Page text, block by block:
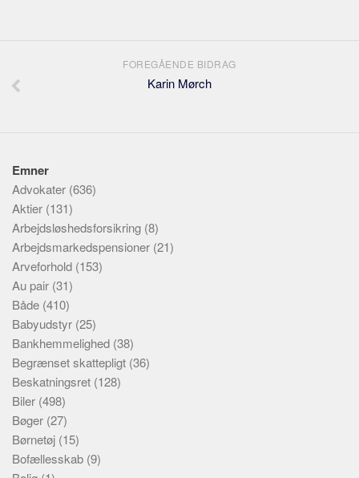
FOREGÅENDE BIDRAG
Karin Mørch
Emner
Advokater (636)
Aktier (131)
Arbejdsløshedsforsikring (8)
Arbejdsmarkedspensioner (21)
Arveforhold (153)
Au pair (31)
Både (410)
Babyudstyr (25)
Bankhemmelighed (38)
Begrænset skattepligt (36)
Beskatningsret (128)
Biler (498)
Bøger (27)
Børnetøj (15)
Bofællesskab (9)